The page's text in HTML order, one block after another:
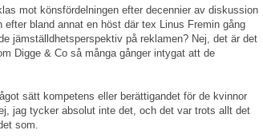
mot könsfördelningen efter decennier av diskussion
bland annat en höst där tex Linus Fremin gång
jämställdhetsperspektiv på reklamen? Nej, det är det
Digge & Co så många gånger intygat att de
sätt kompetens eller berättigandet för de kvinnor
jag tycker absolut inte det, och det var trots allt det
som.